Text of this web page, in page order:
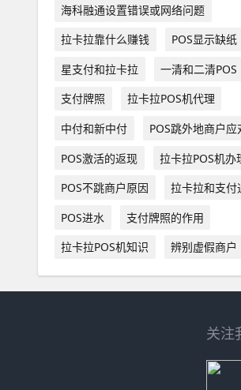
海科融通设置错误或网络问题
拉卡拉靠什么赚钱
POS显示缺纸
星支付和拉卡拉
一清和二清POS
支付牌照
拉卡拉POS机代理
中付和新中付
POS跳外地商户应
POS激活的返现
拉卡拉POS机办
POS不跳商户原因
拉卡拉和支付
POS进水
支付牌照的作用
拉卡拉POS机知识
辨别虚假商户
关注